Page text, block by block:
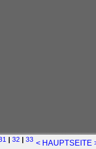
| 32 | 33 < HAUPTSEITE